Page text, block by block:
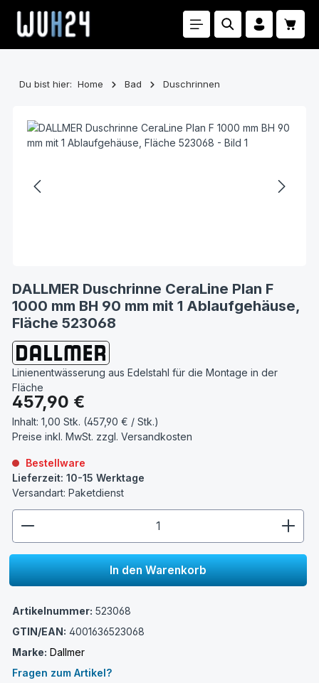
Zum Hauptinhalt springen
Du bist hier: Home Bad Duschrinnen
DALLMER Duschrinne CeraLine Plan F
1000 mm BH 90 mm mit 1 Ablaufgehäuse,
Fläche 523068
Linienentwässerung aus Edelstahl für die Montage in der
Fläche
Regulärer Preis:
457,90 €
Inhalt: 1,00 Stk. (457,90 € / Stk.)
Preise inkl. MwSt. zzgl. Versandkosten
Bestellware
Lieferzeit: 10-15 Werktage
Versandart: Paketdienst
In den Warenkorb
Artikelnummer: 523068
GTIN/EAN: 4001636523068
Marke: Dallmer
Fragen zum Artikel?